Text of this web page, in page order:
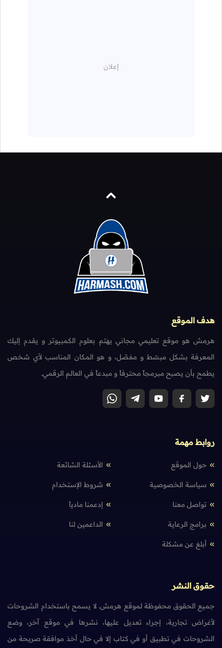
هدف الموقع
هرمش هو موقع تعليمي مجاني يهتم بعلوم الكمبيوتر و يقدم إليك
المعرفة بشكل مبسّط و مفصّل، و هو المكان المناسب لأي شخص
يطمح بأن يصبح مبرمجاً محترفاً و مبدعاً في العالم الرقمي.
روابط مهمة
حول الموقع الأسئلة الشائعة
سياسة الخصوصية شروط الإستخدام
تواصل معنا إدعمنا مادياً
برامج الرعاية الداعمين لنا
أبلغ عن مشكلة
حقوق النشر
جميع الحقوق محفوظة لموقع هرمش. لا يسمح باستخدام الشروحات
لأغراض تجارية، إجراء تعديل عليها، نشرها في موقع آخر، وضع
الشروحات في تطبيق أو في كتاب إلا في حال أخذ موافقة صريحة من